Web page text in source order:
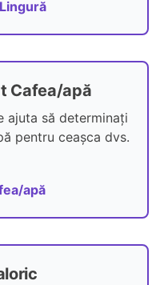
Cafea/apă
ajuta să determinați
pentru ceașca dvs.
apă